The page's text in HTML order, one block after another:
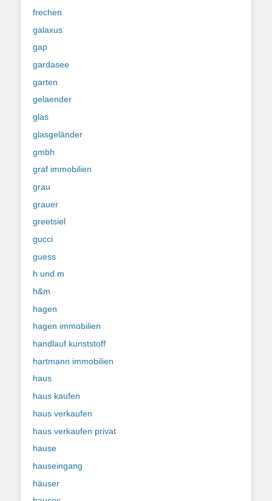
frechen
galaxus
gap
gardasee
garten
gelaender
glas
glasgeländer
gmbh
graf immobilien
grau
grauer
greetsiel
gucci
guess
h und m
h&m
hagen
hagen immobilien
handlauf kunststoff
hartmann immobilien
haus
haus kaufen
haus verkaufen
haus verkaufen privat
hause
hauseingang
häuser